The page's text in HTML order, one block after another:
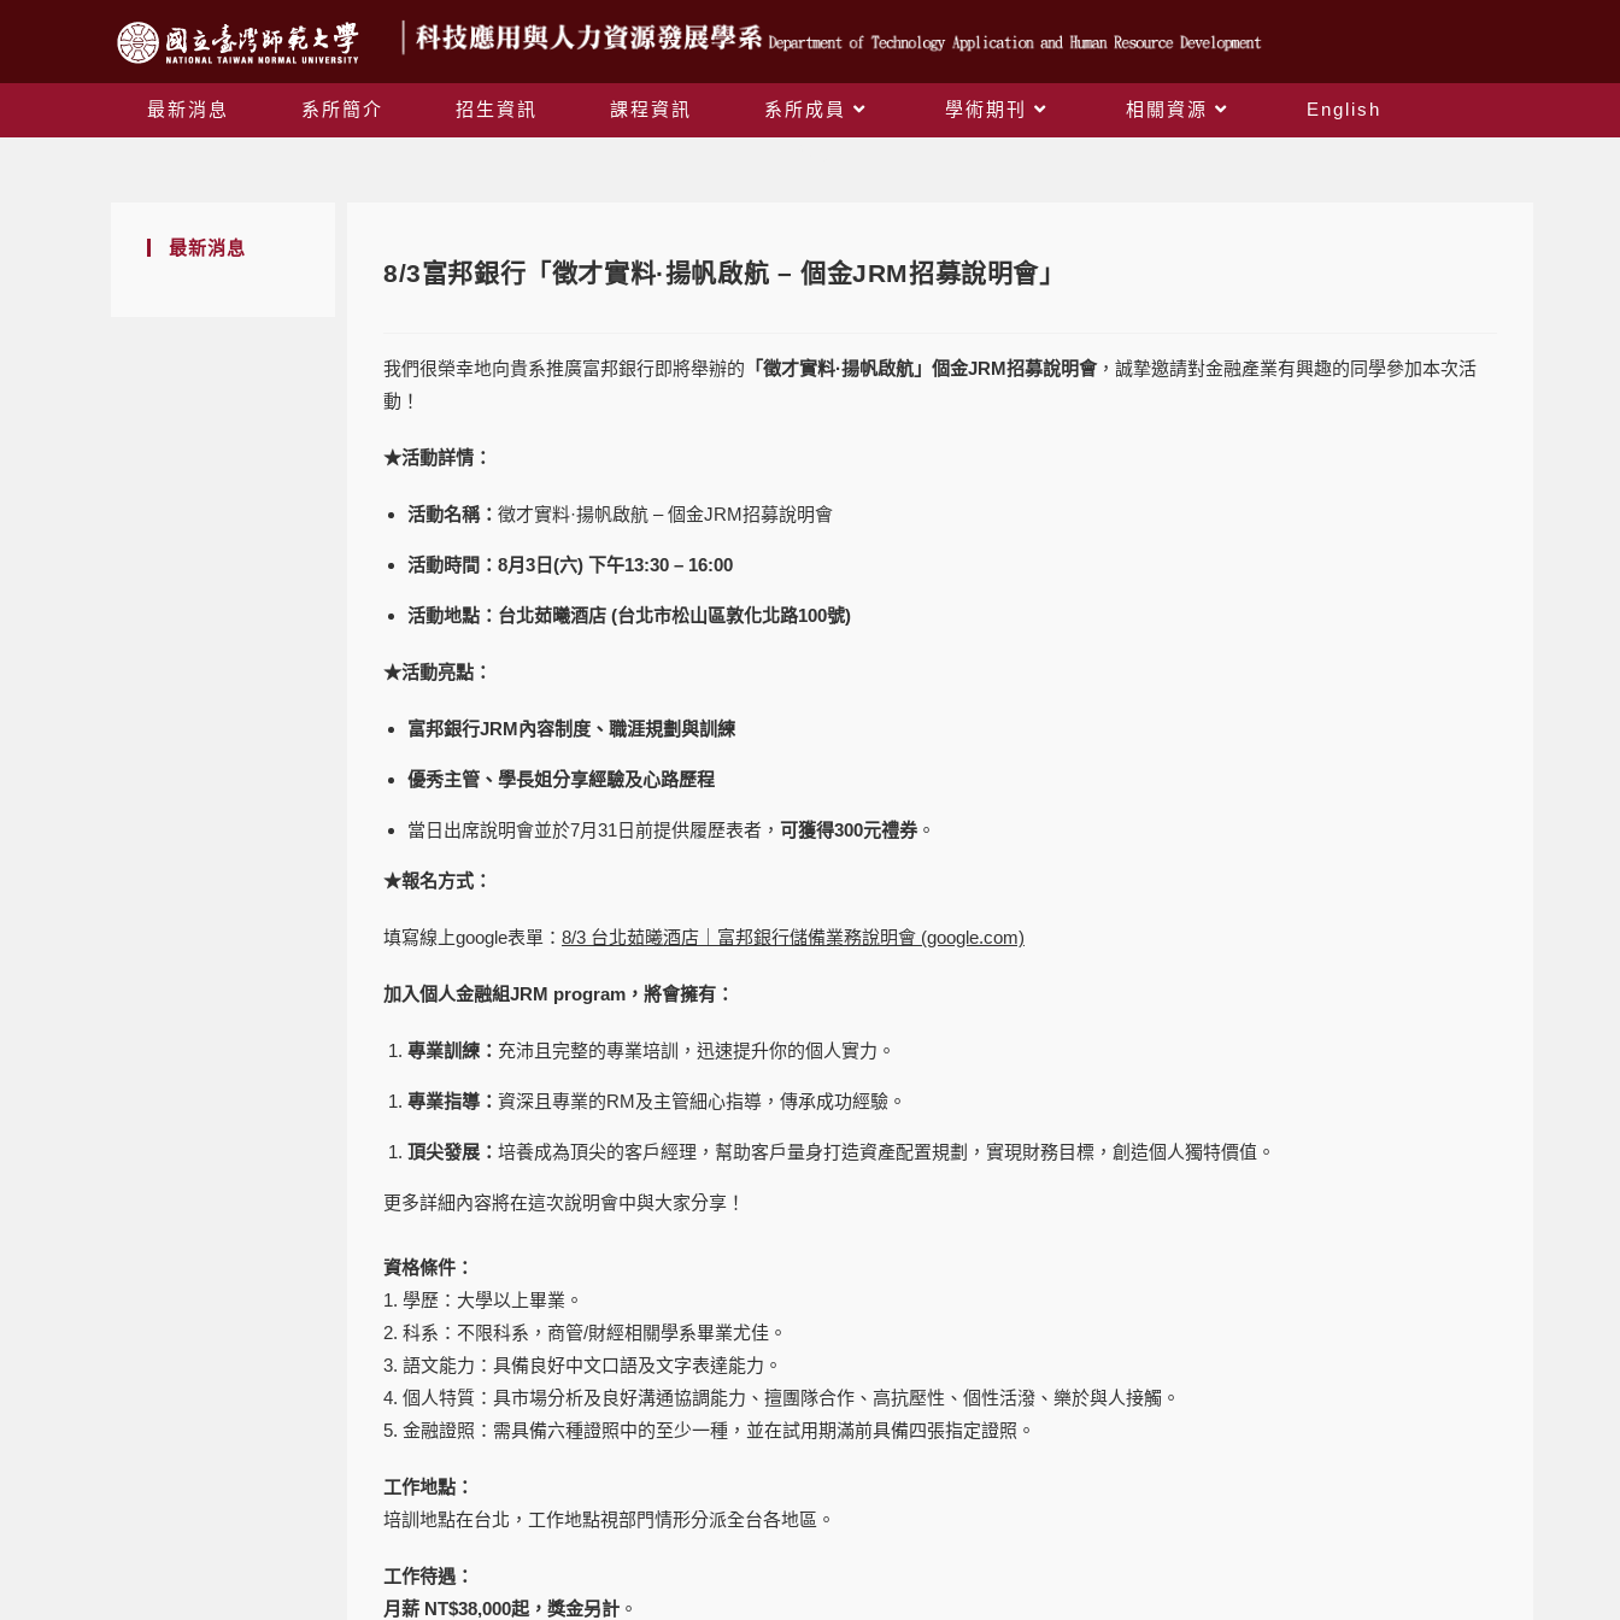
最新消息 系所簡介 招生資訊 課程資訊 系所成員 學術期刊 相關資源 English
最新消息
8/3富邦銀行「徵才實料·揚帆啟航 – 個金JRM招募說明會」
我們很榮幸地向貴系推廣富邦銀行即將舉辦的 「徵才實料·揚帆啟航」個金JRM招募說明會，誠摯邀請對金融產業有興趣的同學參加本次活
動！
★活動詳情：
活動名稱： 徵才實料·揚帆啟航 – 個金JRM招募說明會
活動時間： 8月3 日(六) 下午13:30 – 16:00
活動地點：台北茹曦酒店 (台北市松山區敦化北路100號)
★活動亮點：
富邦銀行JRM內容制度、職涯規劃與訓練
優秀主管、學長姐分享經驗及心路歷程
當日出席說明會並於7月31日前提供履歷表者， 可獲得300元禮券。
★報名方式：
填寫線上google表單： 8/3 台北茹曦酒店｜富邦銀行儲備業務說明會 (google.com)
加入個人金融組JRM program ，將會擁有：
專業訓練： 充沛且完整的專業培訓，迅速提升你的個人實力。
專業指導： 資深且專業的RM及主管細心指導，傳承成功經驗。
頂尖發展： 培養成為頂尖的客戶經理，幫助客戶量身打造資產配置規劃，實現財務目標，創造個人獨特價值。
更多詳細內容將在這次說明會中與大家分享！
資格條件：
1. 學歷：大學以上畢業。
2. 科系：不限科系，商管/財經相關學系畢業尤佳。
3. 語文能力：具備良好中文口語及文字表達能力。
4. 個人特質：具市場分析及良好溝通協調能力、擅團隊合作、高抗壓性、個性活潑、樂於與人接觸。
5. 金融證照：需具備六種證照中的至少一種，並在試用期滿前具備四張指定證照。
工作地點：
培訓地點在台北，工作地點視部門情形分派全台各地區。
工作待遇：
月薪 NT$38,000起，獎金另計 。